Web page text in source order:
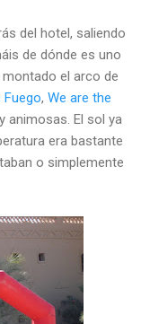
del hotel, saliendo
de dónde es uno
el arco de
Fuego, We are the
animosas. El sol ya
era bastante
o simplemente